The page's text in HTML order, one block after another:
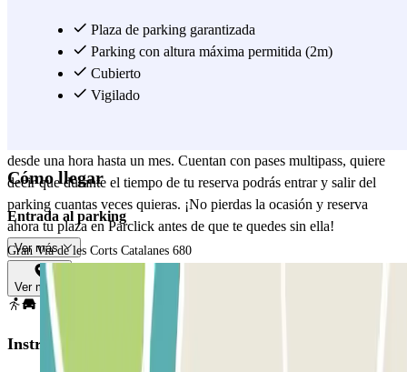
Barcelona a unos 10 minutos de este parking y desde aquí podrás
llegar a cualquier punto turístico caminando en el centro de
Barcelona. El parking Gran Vía de les Corts Catalanes, 680 es un
parking cubierto y abierto las 24 horas del día los 7 días de la
desde una hora hasta un mes. Cuentan con pases multipass, quiere
decir que durante el tiempo de tu reserva podrás entrar y salir del
parking cuantas veces quieras. ¡No pierdas la ocasión y reserva
ahora tu plaza en Parclick antes de que te quedes sin ella!
Ver más
Plaza de parking garantizada
Parking con altura máxima permitida (2m)
Cubierto
Vigilado
Cómo llegar
Entrada al parking
Gran Via de les Corts Catalanes 680
Ver mapa
Instrucciones